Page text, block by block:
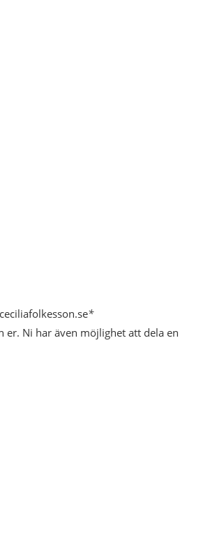
*
Ni har även möjlighet att dela en